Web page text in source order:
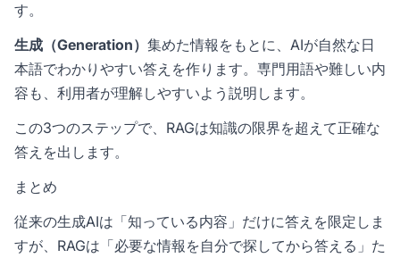
す。
生成（Generation） 集めた情報をもとに、AIが自然な日
本語でわかりやすい答えを作ります。専門用語や難しい内
容も、利用者が理解しやすいよう説明します。
この3つのステップで、RAGは知識の限界を超えて正確な
答えを出します。
まとめ
従来の生成AIは「知っている内容」だけに答えを限定しま
すが、RAGは「必要な情報を自分で探してから答える」た